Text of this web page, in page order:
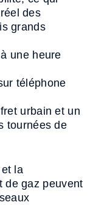
des
grands
une heure
téléphone
urbain et un
tournées de
la
de gaz peuvent